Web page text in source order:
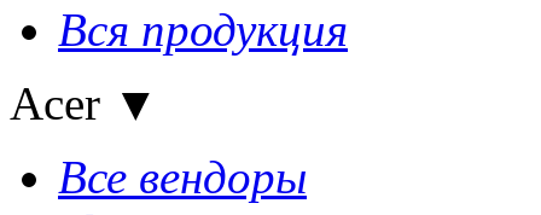
Вся продукция
Acer ▼
Все вендоры